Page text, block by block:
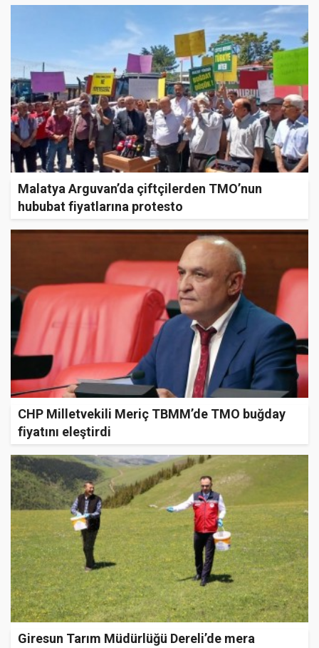
Malatya Arguvan’da çiftçilerden TMO’nun
hububat fiyatlarına protesto
CHP Milletvekili Meriç TBMM’de TMO buğday
fiyatını eleştirdi
Giresun Tarım Müdürlüğü Dereli’de mera